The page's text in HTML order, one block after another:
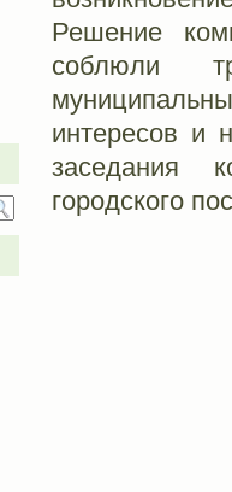
Решение
соблюли
интересов и
заседания
городского